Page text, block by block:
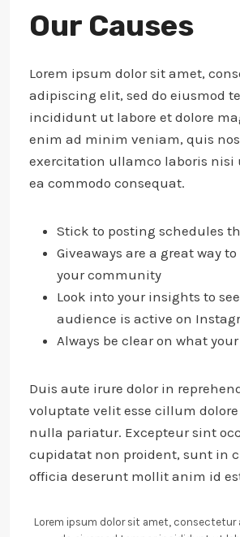
Our Causes
Lorem ipsum dolor sit amet,
adipiscing elit, sed do eiusmod
incididunt ut labore et dolore
enim ad minim veniam, quis
exercitation ullamco laboris nisi
ea commodo consequat.
Stick to posting schedules
Giveaways are a great way
your community
Look into your insights to
audience is active on
Always be clear on what your
Duis aute irure dolor in
voluptate velit esse cillum
nulla pariatur. Excepteur sint
cupidatat non proident, sunt in
officia deserunt mollit anim id
Lorem ipsum dolor sit amet, consectetur